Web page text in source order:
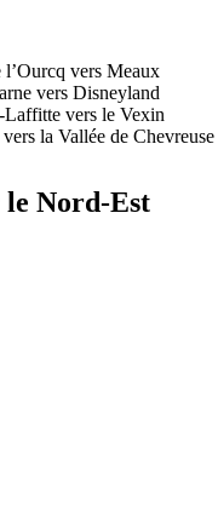
vers Meaux
vers Disneyland
Laffitte vers le Vexin
la Vallée de Chevreuse
Nord-Est